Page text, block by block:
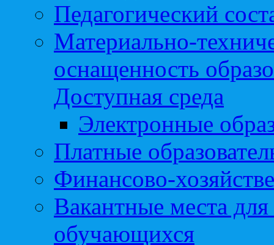
Педагогический
Материально-
оснащенность
Доступная среда
Электронные
Платные
Финансово-
Вакантные места
обучающихся